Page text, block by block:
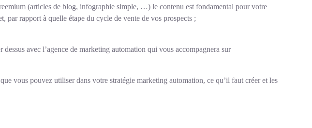
(articles de blog, infographie simple, …) le contenu est fondamental pour votre
par rapport à quelle étape du cycle de vente de vos prospects ;
dessus avec l’agence de marketing automation qui vous accompagnera sur
vous pouvez utiliser dans votre stratégie marketing automation, ce qu’il faut créer et les